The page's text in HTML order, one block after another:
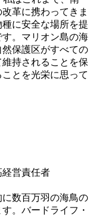
革に携わってきま
に安全な場所を提
。マリオン島の海
保護区がすべての
持されることを保
とを光栄に思って
営責任者
数百万羽の海鳥の
。バードライフ・